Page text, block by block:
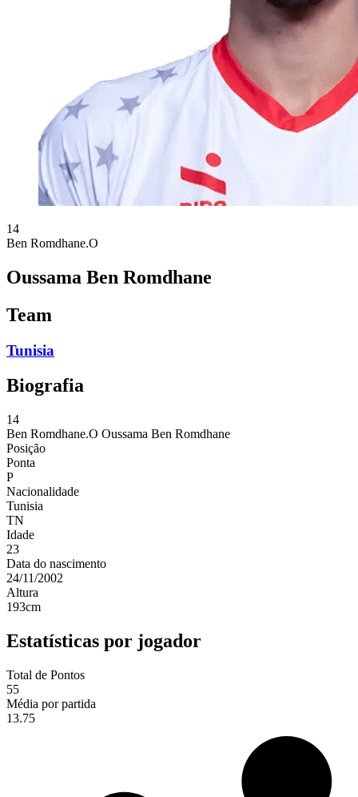
14
Ben Romdhane.O
Oussama Ben Romdhane
Team
Tunisia
Biografia
14
Ben Romdhane.O Oussama Ben Romdhane
Posição
Ponta
P
Nacionalidade
Tunisia
TN
Idade
23
Data do nascimento
24/11/2002
Altura
193cm
Estatísticas por jogador
Total de Pontos
55
Média por partida
13.75